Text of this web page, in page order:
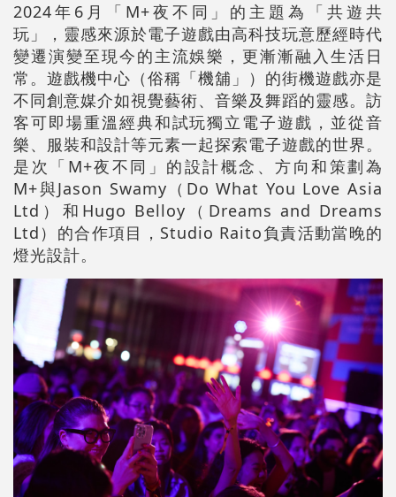
2024年6月「M+夜不同」的主題為「共遊共
玩」，靈感來源於電子遊戲由高科技玩意歷經時代
變遷演變至現今的主流娛樂，更漸漸融入生活日
常。遊戲機中心（俗稱「機舖」）的街機遊戲亦是
不同創意媒介如視覺藝術、音樂及舞蹈的靈感。訪
客可即場重溫經典和試玩獨立電子遊戲，並從音
樂、服裝和設計等元素一起探索電子遊戲的世界。
是次「M+夜不同」的設計概念、方向和策劃為
M+與Jason Swamy（Do What You Love Asia
Ltd）和Hugo Belloy（Dreams and Dreams
Ltd）的合作項目，Studio Raito負責活動當晚的
燈光設計。